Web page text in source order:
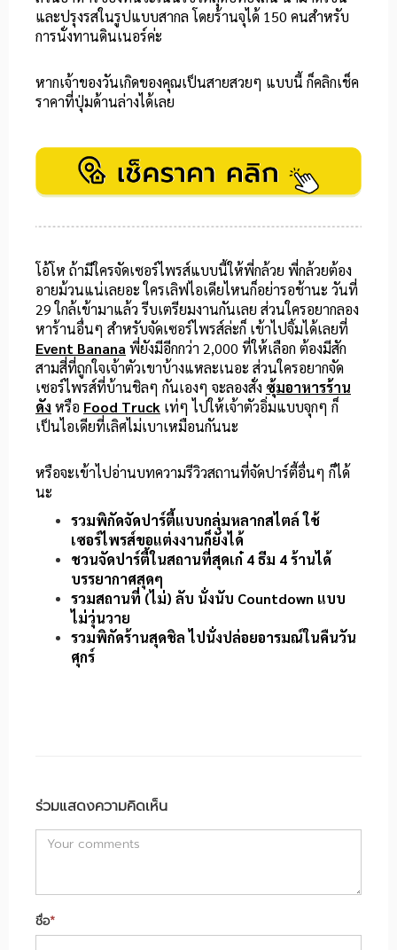
และปรุงรสในรูปแบบสากล โดยร้านจุได้ 150 คนสำหรับ
การนั่งทานดินเนอร์ค่ะ
หากเจ้าของวันเกิดของคุณเป็นสายสวยๆ แบบนี้ ก็คลิกเช็ค
ราคาที่ปุ่มด้านล่างได้เลย
โอ้โห ถ้ามีใครจัดเซอร์ไพรส์แบบนี้ให้พี่กล้วย พี่กล้วยต้อง
อายม้วนแน่เลยอะ ใครเลิฟไอเดียไหนก็อย่ารอช้านะ วันที่
29 ใกล้เข้ามาแล้ว รีบเตรียมงานกันเลย ส่วนใครอยากลอง
หาร้านอื่นๆ สำหรับจัดเซอร์ไพรส์ล่ะก็ เข้าไปจิ้มได้เลยที่
Event Banana พี่ยังมีอีกกว่า 2,000 ที่ให้เลือก ต้องมีสัก
สามสี่ที่ถูกใจเจ้าตัวเขาบ้างแหละเนอะ ส่วนใครอยากจัด
เซอร์ไพรส์ที่บ้านชิลๆ กันเองๆ จะลองสั่ง ซุ้มอาหารร้าน
ดัง หรือ Food Truck เท่ๆ ไปให้เจ้าตัวอิ่มแบบจุกๆ ก็
เป็นไอเดียที่เลิศไม่เบาเหมือนกันนะ
หรือจะเข้าไปอ่านบทความรีวิวสถานที่จัดปาร์ตี้อื่นๆ ก็ได้
นะ
รวมพิกัดจัดปาร์ตี้แบบกลุ่มหลากสไตล์ ใช้
เซอร์ไพรส์ขอแต่งงานก็ยังได้
ชวนจัดปาร์ตี้ในสถานที่สุดเก๋ 4 ธีม 4 ร้านได้
บรรยากาศสุดๆ
รวมสถานที่ (ไม่) ลับ นั่งนับ Countdown แบบ
ไม่วุ่นวาย
รวมพิกัดร้านสุดชิล ไปนั่งปล่อยอารมณ์ในคืนวัน
ศุกร์
ร่วมแสดงความคิดเห็น
ชื่อ*